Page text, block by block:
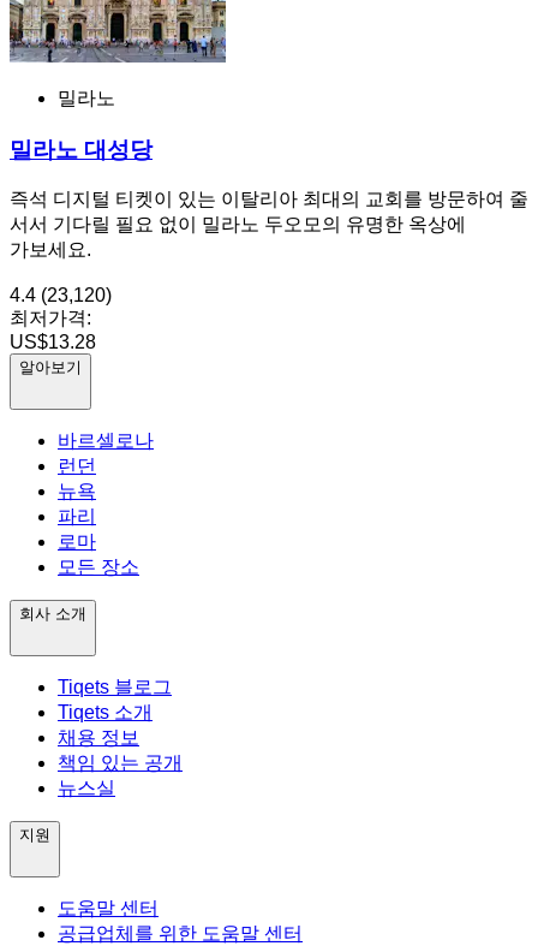
밀라노
밀라노 대성당
즉석 디지털 티켓이 있는 이탈리아 최대의 교회를 방문하여 줄
서서 기다릴 필요 없이 밀라노 두오모의 유명한 옥상에
가보세요.
4.4 (23,120)
최저가격:
US$13.28
알아보기
바르셀로나
런던
뉴욕
파리
로마
모든 장소
회사 소개
Tiqets 블로그
Tiqets 소개
채용 정보
책임 있는 공개
뉴스실
지원
도움말 센터
공급업체를 위한 도움말 센터